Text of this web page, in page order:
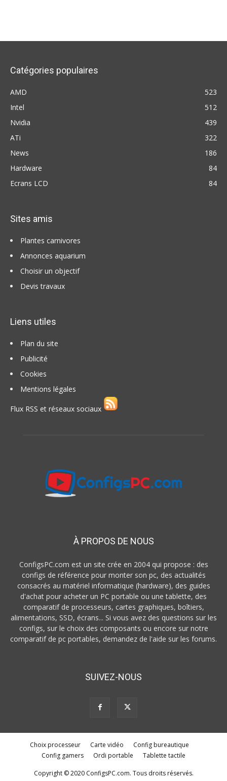
Catégories populaires
AMD
523
Intel
512
Nvidia
439
ATi
322
News
186
Hardware
84
Ecrans LCD
84
Sites amis
Plantes carnivores
Annonces aquarium
Choisir un objectif
Devis travaux
Liens utiles
Plan du site
Publicité
Cookies
Mentions légales
Flux RSS et réseaux sociaux
À PROPOS DE NOUS
ConfigsPC.com est un site crée en 2004 qui propose : des
configs de référence pour monter son pc, des actualités
consacrés au matériel informatique (hardware), des guides
d'achat pour acheter un PC portable ou une tablette, des
comparatif de processeurs, cartes graphiques, boîtiers,
alimentations, SSD, écrans... Si vous avez des questions sur les
configs, sur le choix des composants ou encore sur notre
comparatif de pc portables, demandez de l'aide sur les forums.
SUIVEZ-NOUS
Choix processeur Carte vidéo
Config bureautique
Config gamers
Ordi portable Tablette tactile
Copyright © 2020 ConfigsPC.com. Tous droits réservés.